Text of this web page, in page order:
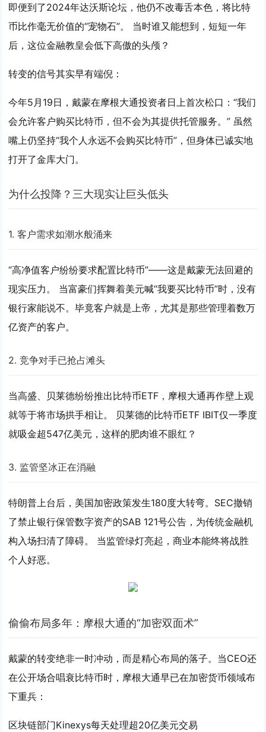
即便到了2024年达沃斯论坛，他仍不改毒舌本色，将比特
币比作毫无价值的“宠物石”。 当时谁又能想到，短短一年
后，这位金融教皇会低下高傲的头颅？
转变的信号其实早有端倪：
今年5月19日，戴蒙在摩根大通投资者日上首次松口：“我们
会允许客户购买比特币，但不会为其提供托管服务。” 虽然
嘴上仍坚持“我个人永远不会购买比特币”，但身体已诚实地
打开了金库大门。
为什么投降？三大现实让巨头低头
1. 客户需求如潮水般涌来
“高净值客户纷纷要求配置比特币”——这是戴蒙无法回避的
现实压力。 当富豪们挥舞着美元喊“我要买比特币”时，没有
银行家能说不。毕竟客户就是上帝，尤其是那些管理着数万
亿资产的客户。
2. 竞争对手已抢占滩头
当高盛、贝莱德纷纷推出比特币ETF，摩根大通再作壁上观
就等于将市场拱手相让。 贝莱德的比特币ETF IBIT仅一季度
就吸金超547亿美元，这样的肥肉谁不眼红？
3. 监管坚冰正在消融
特朗普上台后，美国加密政策发生180度大转弯。SEC撤销
了禁止银行保管数字资产的SAB 121号公告，为传统金融机
构入场扫清了障碍。 当监管绿灯亮起，商业本能终将战胜
个人好恶。
偷偷布局多年：摩根大通的“加密双面术”
戴蒙的转变绝非一时冲动，而是精心布局的落子。当CEO还
在公开场合唱衰比特币时，摩根大通早已在加密货币领域布
下重兵：
区块链部门Kinexys每天处理超20亿美元交易